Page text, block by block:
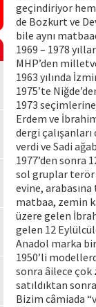
geçindiriyor hem
de Bozkurt ve
bile aynı
1969 – 1978
MHP’den
1963 yılında
1975’te
1973
Erdem ve
dergi
verdi ve Sadi
1977’den sonra
sol gruplar terör
evine,
matbaa, zemin
üzere gelen
gelen 12
Anadol marka
1950’li
sonra âilece çok
satıldıktan
Bizim câmiada